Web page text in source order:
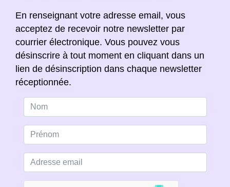
En renseignant votre adresse email, vous
acceptez de recevoir notre newsletter par
courrier électronique. Vous pouvez vous
désinscrire à tout moment en cliquant dans un
lien de désinscription dans chaque newsletter
réceptionnée.